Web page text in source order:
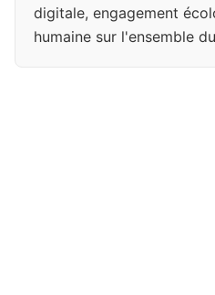
digitale, engagement
humaine sur l'ensemble